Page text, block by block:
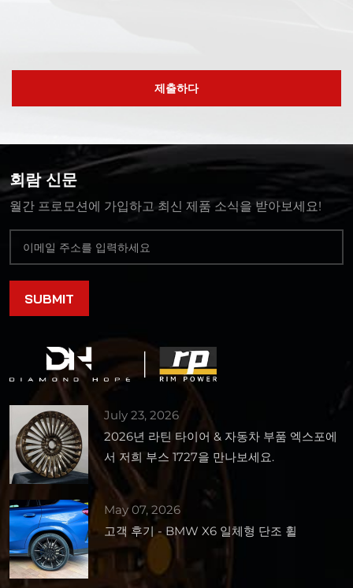
제출하다
회람 신문
월간 프로모션에 가입하고 최신 제품 소식을 받아보세요!
July 23, 2026
2026년 라틴 타이어 & 자동차 부품 엑스포에
서 저희 부스 1727을 만나보세요.
May 07, 2026
고객 후기 - BMW X6 일체형 단조 휠